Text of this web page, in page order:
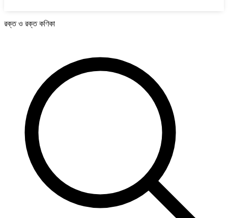
রক্ত ও রক্ত কণিকা